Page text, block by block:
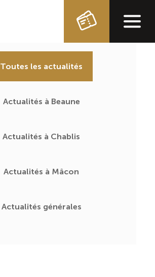
Toutes les actualités
Actualités à Beaune
Actualités à Chablis
Actualités à Mâcon
Actualités générales